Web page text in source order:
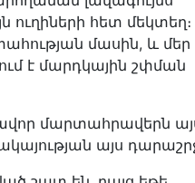
ուղիների հետ մեկտեղ։
մասին, և մեր
է մարդկային շփման
մարտահրավերն
այս